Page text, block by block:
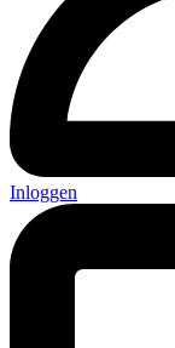
Inloggen